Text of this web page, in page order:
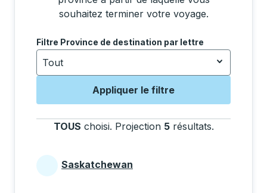
souhaitez terminer votre voyage.
Utilisez les touches fléchées pour accéder à la
Filtre Province de destination par lettre
Tout
Appliquer le filtre
TOUS choisi. Projection 5 résultats.
Provinces beginning with
Saskatchewan